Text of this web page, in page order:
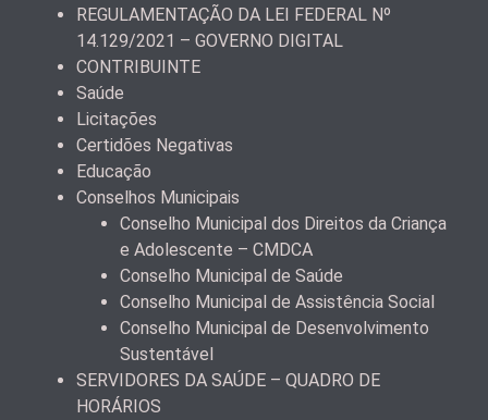
REGULAMENTAÇÃO DA LEI FEDERAL Nº
14.129/2021 – GOVERNO DIGITAL
CONTRIBUINTE
Saúde
Licitações
Certidões Negativas
Educação
Conselhos Municipais
Conselho Municipal dos Direitos da Criança
e Adolescente – CMDCA
Conselho Municipal de Saúde
Conselho Municipal de Assistência Social
Conselho Municipal de Desenvolvimento
Sustentável
SERVIDORES DA SAÚDE – QUADRO DE
HORÁRIOS